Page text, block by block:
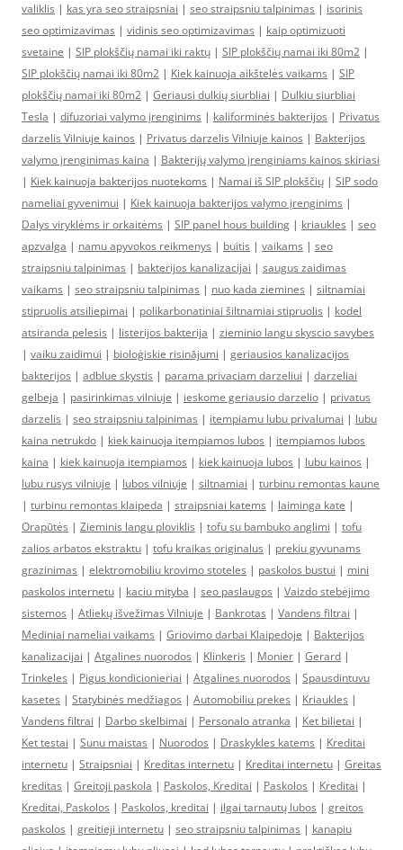
valiklis | kas yra seo straipsniai | seo straipsniu talpinimas | isorinis
seo optimizavimas | vidinis seo optimizavimas | kaip optimizuoti
svetaine | SIP plokščių namai iki raktų | SIP plokščių namai iki 80m2 |
SIP plokščių namai iki 80m2 | Kiek kainuoja aikštelės vaikams | SIP
plokščių namai iki 80m2 | Geriausi dulkių siurbliai | Dulkiu siurbliai
Tesla | difuzoriai valymo įrenginims | kaliforminės bakterijos | Privatus
darzelis Vilniuje kainos | Privatus darzelis Vilniuje kainos | Bakterijos
valymo įrenginimas kaina | Bakterijų valymo įrenginiams kainos skiriasi
| Kiek kainuoja bakterijos nuotekoms | Namai iš SIP plokščių | SIP sodo
nameliai gyvenimui | Kiek kainuoja bakterijos valymo įrenginims |
Dalys viryklėms ir orkaitėms | SIP panel hous building | kriaukles | seo
apzvalga | namu apyvokos reikmenys | buitis | vaikams | seo
straipsniu talpinimas | bakterijos kanalizacijai | saugus zaidimas
vaikams | seo straipsniu talpinimas | nuo kada ziemines | siltnamiai
stipruolis atsiliepimai | polikarbonatiniai šiltnamiai stipruolis | kodel
atsiranda pelesis | listerijos bakterija | zieminio langu skyscio savybes
| vaiku zaidimui | bioloģiskie risinājumi | geriausios kanalizacijos
bakterijos | adblue skystis | parama privaciam darzeliui | darzeliai
gelbeja | pasirinkimas vilniuje | ieskome geriausio darzelio | privatus
darzelis | seo straipsniu talpinimas | itempiamu lubu privalumai | lubu
kaina netrukdo | kiek kainuoja itempiamos lubos | itempiamos lubos
kaina | kiek kainuoja itempiamos | kiek kainuoja lubos | lubu kainos |
lubu rusys vilniuje | lubos vilniuje | siltnamiai | turbinu remontas kaune
| turbinu remontas klaipeda | straipsniai katems | laiminga kate |
Orapūtės | Zieminis langu ploviklis | tofu su bambuko anglimi | tofu
zalios arbatos ekstraktu | tofu kraikas originalus | prekiu gyvunams
grazinimas | elektromobiliu krovimo stoteles | paskolos bustui | mini
paskolos internetu | kaciu mityba | seo paslaugos | Vaizdo stebėjimo
sistemos | Atliekų išvežimas Vilniuje | Bankrotas | Vandens filtrai |
Mediniai nameliai vaikams | Griovimo darbai Klaipedoje | Bakterijos
kanalizacijai | Atgalines nuorodos | Klinkeris | Monier | Gerard |
Trinkeles | Pigus kondicionieriai | Atgalines nuorodos | Spausdintuvu
kasetes | Statybinės medžiagos | Automobiliu prekes | Kriaukles |
Vandens filtrai | Darbo skelbimai | Personalo atranka | Ket bilietai |
Ket testai | Sunu maistas | Nuorodos | Draskykles katems | Kreditai
internetu | Straipsniai | Kreditas internetu | Kreditai internetu | Greitas
kreditas | Greitoji paskola | Paskolos, Kreditai | Paskolos | Kreditai |
Kreditai, Paskolos | Paskolos, kreditai | ilgai tarnautų lubos | greitos
paskolos | greitieji internetu | seo straipsniu talpinimas | kanapiu